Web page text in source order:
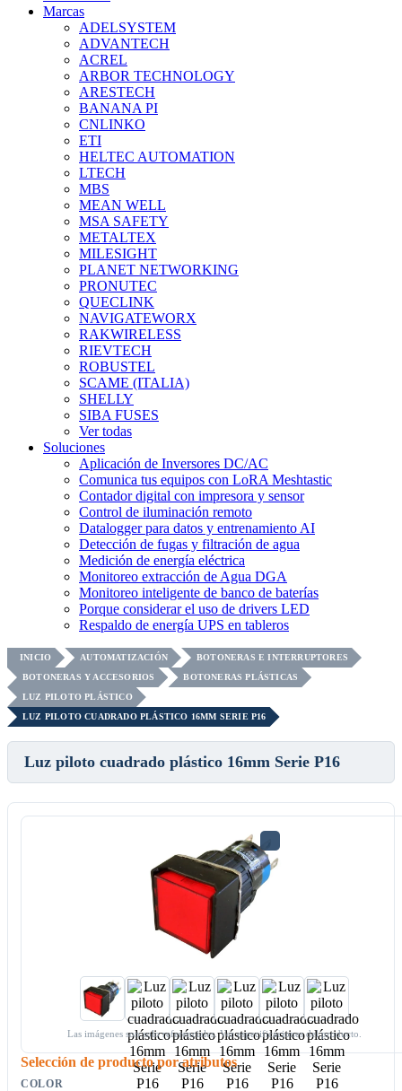
Marcas
ADELSYSTEM
ADVANTECH
ACREL
ARBOR TECHNOLOGY
ARESTECH
BANANA PI
CNLINKO
ETI
HELTEC AUTOMATION
LTECH
MBS
MEAN WELL
MSA SAFETY
METALTEX
MILESIGHT
PLANET NETWORKING
PRONUTEC
QUECLINK
NAVIGATEWORX
RAKWIRELESS
RIEVTECH
ROBUSTEL
SCAME (ITALIA)
SHELLY
SIBA FUSES
Ver todas
Soluciones
Aplicación de Inversores DC/AC
Comunica tus equipos con LoRA Meshtastic
Contador digital con impresora y sensor
Control de iluminación remoto
Datalogger para datos y entrenamiento AI
Detección de fugas y filtración de agua
Medición de energía eléctrica
Monitoreo extracción de Agua DGA
Monitoreo inteligente de banco de baterías
Porque considerar el uso de drivers LED
Respaldo de energía UPS en tableros
INICIO AUTOMATIZACIÓN
BOTONERAS E INTERRUPTORES
BOTONERAS Y ACCESORIOS
BOTONERAS PLÁSTICAS
LUZ PILOTO PLÁSTICO
LUZ PILOTO CUADRADO PLÁSTICO 16MM SERIE P16
Luz piloto cuadrado plástico 16mm Serie P16
Las imágenes son solo referenciales. Ver especificaciones del producto.
Selección de producto por atributos
COLOR